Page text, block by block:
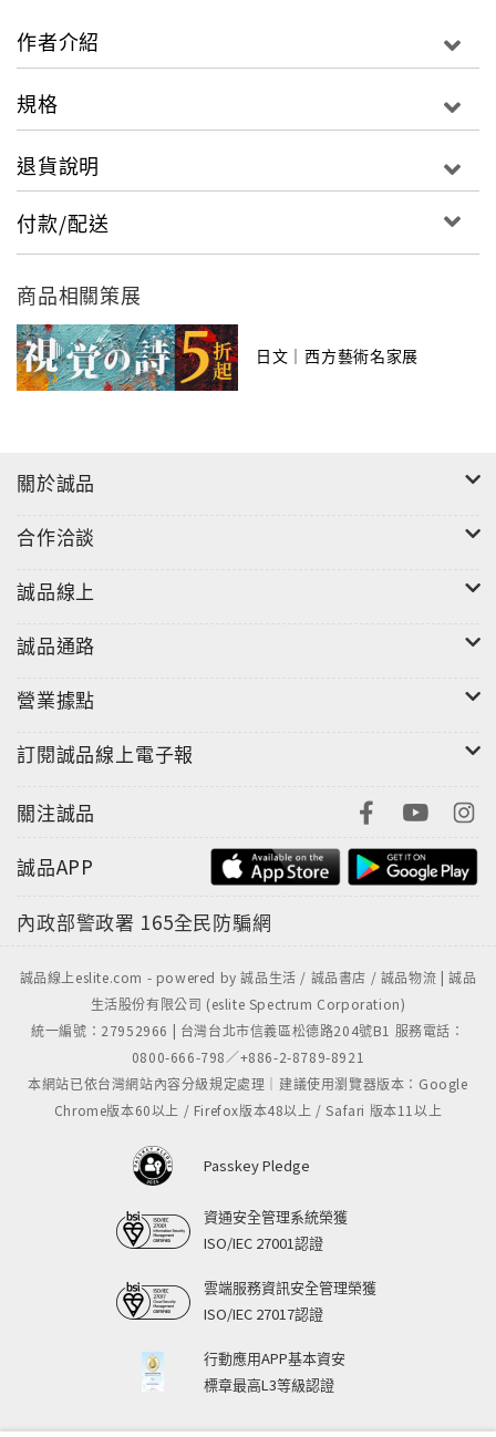
作者介紹
規格
退貨說明
付款/配送
商品相關策展
日文｜西方藝術名家展
關於誠品
合作洽談
誠品線上
誠品通路
營業據點
訂閱誠品線上電子報
關注誠品
誠品APP
內政部警政署 165全民防騙網
誠品線上eslite.com - powered by 誠品生活 / 誠品書店 / 誠品物流 | 誠品
生活股份有限公司 (eslite Spectrum Corporation)
統一編號：27952966 | 台灣台北市信義區松德路204號B1 服務電話：
0800-666-798／+886-2-8789-8921
本網站已依台灣網站內容分級規定處理｜建議使用瀏覽器版本：Google
Chrome版本60以上 / Firefox版本48以上 / Safari 版本11以上
Passkey Pledge
資通安全管理系統榮獲
ISO/IEC 27001認證
雲端服務資訊安全管理榮獲
ISO/IEC 27017認證
行動應用APP基本資安
標章最高L3等級認證